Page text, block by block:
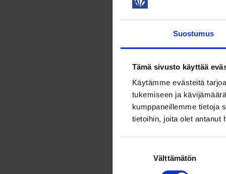
Suostumus
Tämä sivusto käyttää
Käytämme evästeitä
tukemiseen ja
kumppaneillemme tietoja
tietoihin, joita olet antanut
Välttämätön